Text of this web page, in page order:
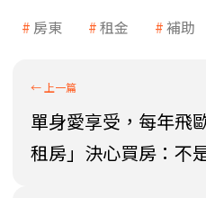
房東 租金 補助
單身愛享受，每年飛
租房」決心買房：不